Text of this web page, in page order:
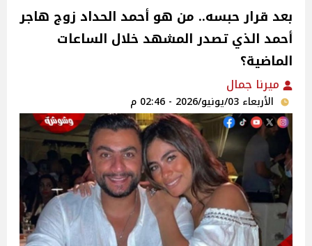
بعد قرار حبسه.. من هو أحمد الحداد زوج هاجر
أحمد الذي تصدر المشهد خلال الساعات
الماضية؟
ميرنا جمال
الأربعاء 03/يونيو/2026 - 02:46 م